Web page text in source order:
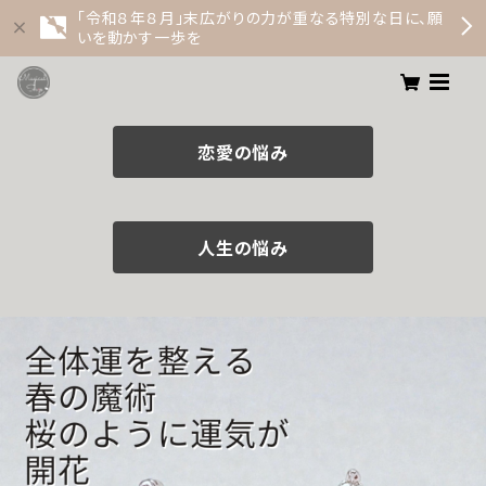
「令和８年８月」末広がりの力が重なる特別な日に、願
いを動かす一歩を
恋愛の悩み
人生の悩み